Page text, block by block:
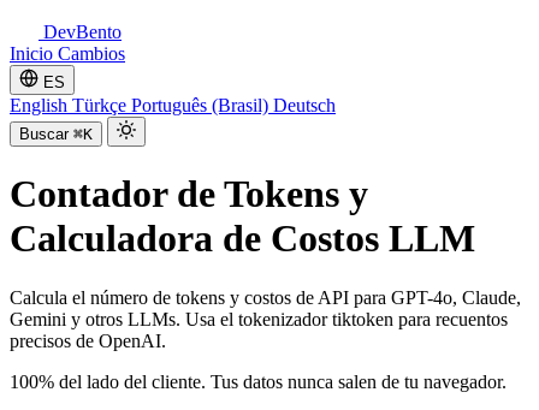
DevBento
Inicio Cambios
ES
English Türkçe Português (Brasil) Deutsch
Buscar ⌘K
Contador de Tokens y
Calculadora de Costos LLM
Calcula el número de tokens y costos de API para GPT-4o, Claude,
Gemini y otros LLMs. Usa el tokenizador tiktoken para recuentos
precisos de OpenAI.
100% del lado del cliente. Tus datos nunca salen de tu navegador.